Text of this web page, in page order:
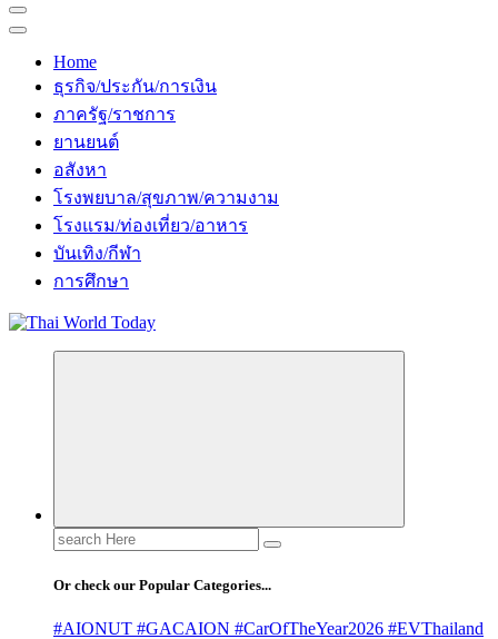
Home
ธุรกิจ/ประกัน/การเงิน
ภาครัฐ/ราชการ
ยานยนต์
อสังหา
โรงพยบาล/สุขภาพ/ความงาม
โรงแรม/ท่องเที่ยว/อาหาร
บันเทิง/กีฬา
การศึกษา
Search
for:
Or check our Popular Categories...
#AIONUT #GACAION #CarOfTheYear2026 #EVThailand